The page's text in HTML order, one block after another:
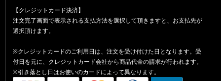
【クレジットカード決済】
注文完了画面で表示される支払方法を選択して頂きますと、お支払先が
選択頂けます。
※クレジットカードのご利用日は、注文を受け付けた日となります。受
付日を元に、クレジットカード会社から商品代金の請求が行われます。
※引き落とし日はお使いのカードによって異なります。